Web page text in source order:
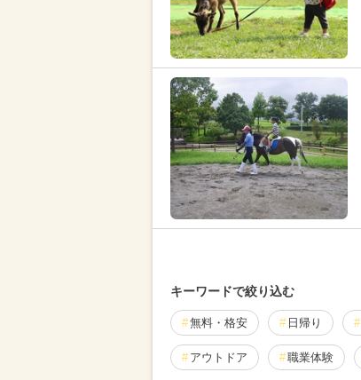
キーワードで絞り込む
無料・格安 日帰り
アウトドア 職業体験